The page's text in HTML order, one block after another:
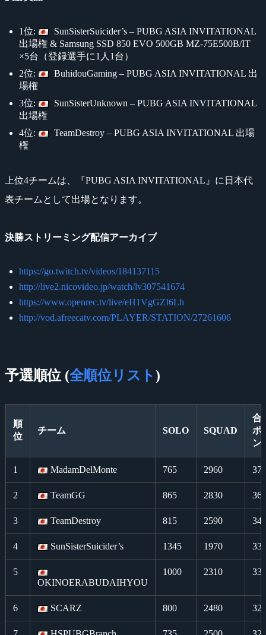
1位:
SunSisterSuicider’s – PUBG ASIA INVITATIONAL
出場権 & Samsung SSD 850 EVO 500GB MZ-75E500B/IT
×5台（登録選手に1人1台）
2位:
BuhidouGaming – PUBG ASIA INVITATIONAL 出
場権
3位:
SunSisterUnknown – PUBG ASIA INVITATIONAL
出場権
4位:
TeamDestroy – PUBG ASIA INVITATIONAL 出場
権
上位4チームは、『PUBG ASIA INVITATIONAL』に日本代
表チームとして出場となります。
決勝ストリーミング配信アーカイブ
https://go.twitch.tv/videos/184137115
http://live2.nicovideo.jp/watch/lv307541674
https://www.openrec.tv/live/eH1VgGZI6Lh
http://vod.afreecatv.com/PLAYER/STATION/27261606
予選順位 (全順位リスト)
順
位
チーム SOLO SQUAD
合
ポ
ン
1 MadamDelMonte 765 2960
2 TeamGG 865 2830
3 TeamDestroy 815 2590
4 SunSisterSuicider’s 1345 1970
5
OKINOERABUDAIHYOU
1000 2310
6 SCARZ 800 2480